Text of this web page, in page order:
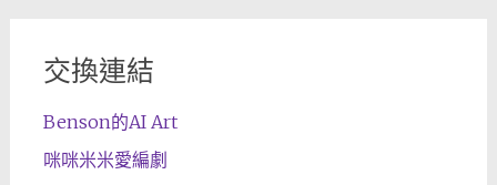
交換連結
Benson的AI Art
咪咪米米愛編劇